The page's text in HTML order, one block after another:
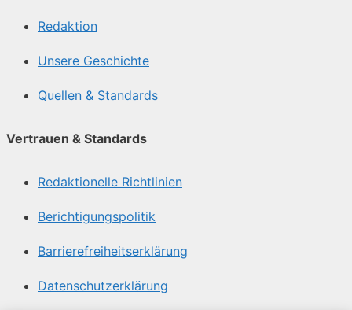
Redaktion
Unsere Geschichte
Quellen & Standards
Vertrauen & Standards
Redaktionelle Richtlinien
Berichtigungspolitik
Barrierefreiheitserklärung
Datenschutzerklärung